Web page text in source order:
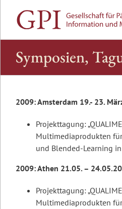
Inhalt
springen
Symposien,
2009: Amsterdam 19.- 23.
Projekttagung:
Multimediaprodukten
und Blended-Learning
2009: Athen 21.05. –
Projekttagung:
Multimediaprodukten